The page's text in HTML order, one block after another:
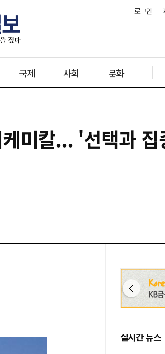
로그인
국제 사회 문화
미칼... '선택과
실시간 뉴스